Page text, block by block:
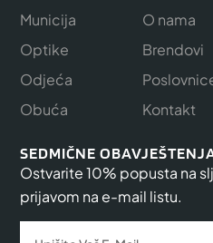
Municija
Optike
Odjeća
Obuća
O nama
Brendovi
Kontakt
SEDMIČNE
Ostvarite 10% popusta na
prijavom na e-mail listu.